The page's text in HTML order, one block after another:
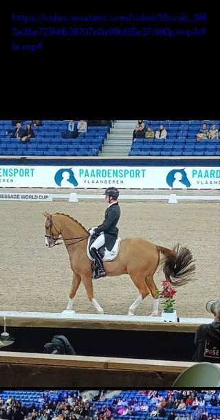
https://video.wixstatic.com/video/55ccab_5f8
5e26e723f4fb38707e0a98bf35e37/480p/mp4/fi
le.mp4